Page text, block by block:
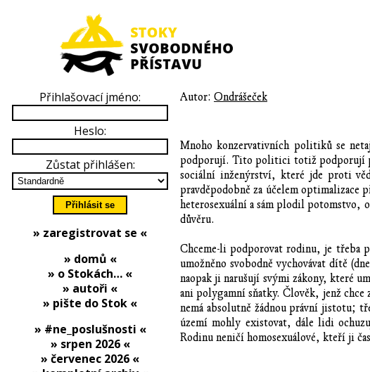
Autor: Ondrášeček
Mnoho konzervativních politiků se
podporují. Tito politici totiž podporují
sociální inženýrství, které jde proti
pravděpodobně za účelem
heterosexuální a sám plodil potomstvo,
důvěru.
Chceme-li podporovat rodinu, je třeba
umožněno svobodně vychovávat dítě
naopak ji narušují svými zákony, které
ani polygamní sňatky. Člověk, jenž
nemá absolutně žádnou právní jistotu;
území mohly existovat, dále lidi
Rodinu neničí homosexuálové, kteří ji
Přihlašovací jméno:
Heslo:
Zůstat přihlášen:
» zaregistrovat se «
» domů «
» o Stokách… «
» autoři «
» pište do Stok «
» #ne_poslušnosti «
» srpen 2026 «
» červenec 2026 «